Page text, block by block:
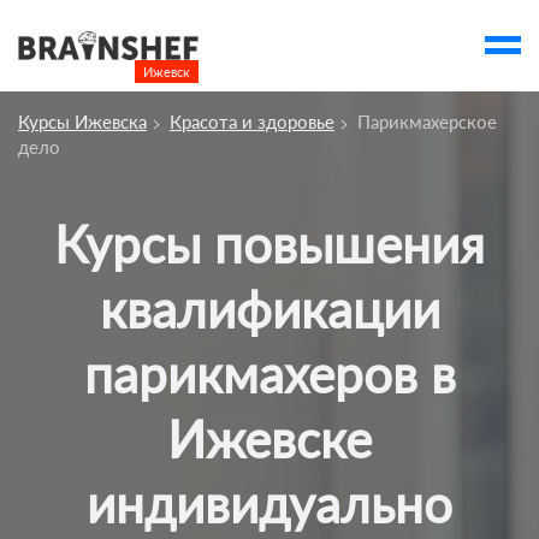
Ижевск
Курсы Ижевска
Курсы Ижевска Красота и здоровье
Парикмахерское
дело
Курсы повышения
квалификации
парикмахеров в
Ижевске
индивидуально